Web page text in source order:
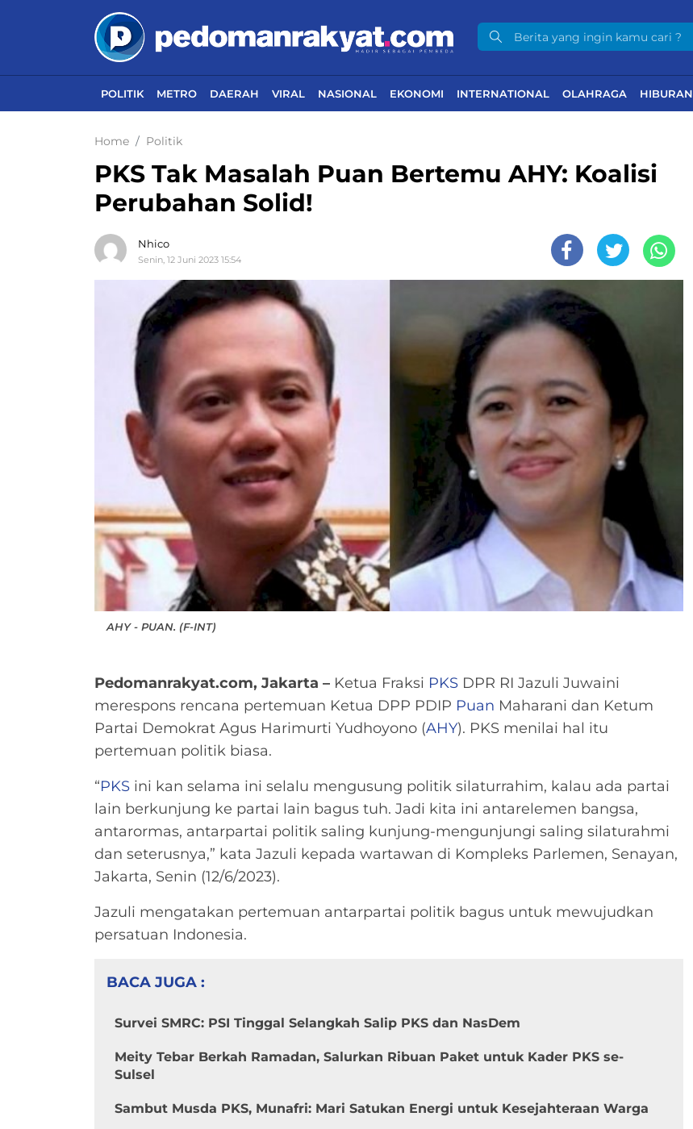
POLITIK METRO DAERAH VIRAL NASIONAL EKONOMI INTERNATIONAL OLAHRAGA HIBURAN
Home Politik
PKS Tak Masalah Puan Bertemu AHY: Koalisi
Perubahan Solid!
Nhico
Senin, 12 Juni 2023 15:54
AHY - PUAN. (F-INT)
Pedomanrakyat.com, Jakarta – Ketua Fraksi PKS DPR RI Jazuli Juwaini
merespons rencana pertemuan Ketua DPP PDIP Puan Maharani dan Ketum
Partai Demokrat Agus Harimurti Yudhoyono (AHY). PKS menilai hal itu
pertemuan politik biasa.
“PKS ini kan selama ini selalu mengusung politik silaturrahim, kalau ada partai
lain berkunjung ke partai lain bagus tuh. Jadi kita ini antarelemen bangsa,
antarormas, antarpartai politik saling kunjung-mengunjungi saling silaturahmi
dan seterusnya,” kata Jazuli kepada wartawan di Kompleks Parlemen, Senayan,
Jakarta, Senin (12/6/2023).
Jazuli mengatakan pertemuan antarpartai politik bagus untuk mewujudkan
persatuan Indonesia.
BACA JUGA :
Survei SMRC: PSI Tinggal Selangkah Salip PKS dan NasDem
Meity Tebar Berkah Ramadan, Salurkan Ribuan Paket untuk Kader PKS se-
Sulsel
Sambut Musda PKS, Munafri: Mari Satukan Energi untuk Kesejahteraan Warga